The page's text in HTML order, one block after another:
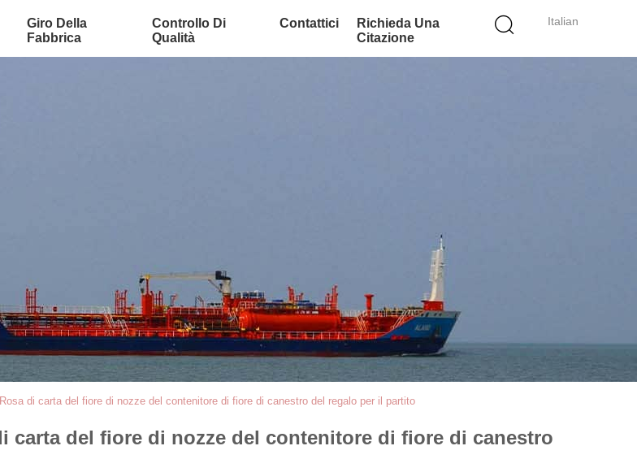
Italian
Giro Della
Fabbrica
Controllo Di
Qualità
Contattici
Richieda Una
Citazione
di carta del fiore di nozze del contenitore di fiore di canestro del regalo per il partito
del fiore di nozze del contenitore di fiore di canestro